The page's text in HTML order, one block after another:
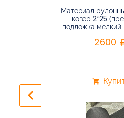
Материал
ковер 2*25
подложка мелкий
2600
shopping_cart
keyboard_arrow_left